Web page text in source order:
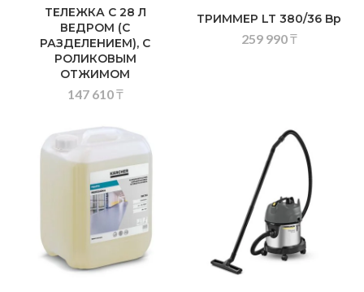
ТЕЛЕЖКА С 28 Л
ВЕДРОМ (С
РАЗДЕЛЕНИЕМ), С
РОЛИКОВЫМ
ОТЖИМОМ
147 610₸
ТРИММЕР LT 380/36 Bp
259 990₸